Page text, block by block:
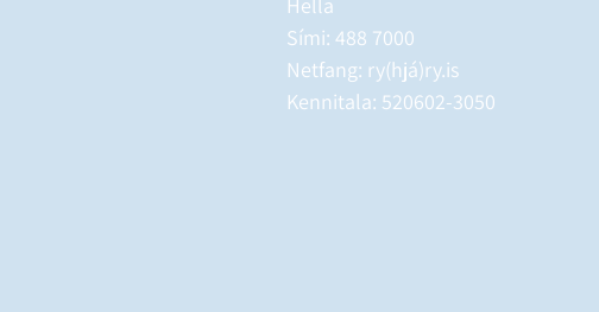
Hella
Sími: 488 7000
Netfang: ry(hjá)ry.is
Kennitala: 520602-3050